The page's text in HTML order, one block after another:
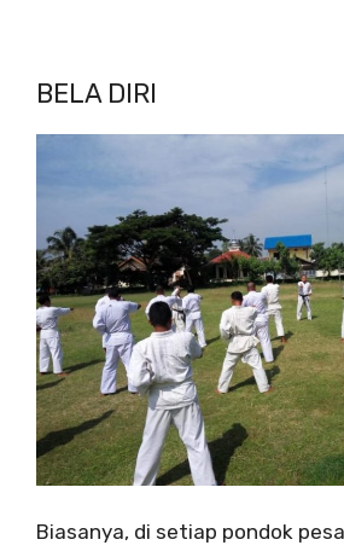
BELA DIRI
Biasanya, di setiap pondok